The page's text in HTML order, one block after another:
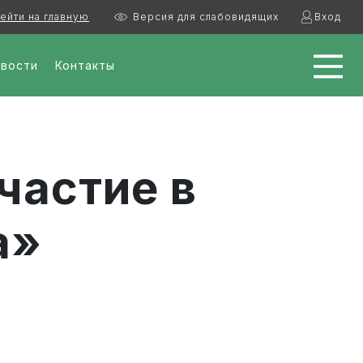
на главную
Версия для слабовидящих Вход
Контакты
в